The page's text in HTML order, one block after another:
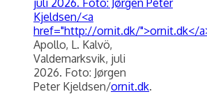
Apollo, L. Kalvö,
Valdemarksvik, juli
2026. Foto: Jørgen
Peter Kjeldsen/ornit.dk.